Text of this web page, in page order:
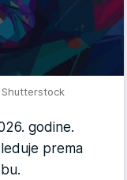
Shutterstock
godine.
prema